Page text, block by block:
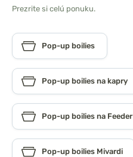
Prezrite si celú ponuku.
Pop-up boilies
Pop-up boilies na kapry
Pop-up boilies na Feeder
Pop-up boilies Mivardi